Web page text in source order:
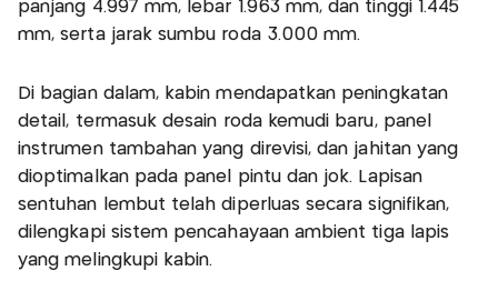
panjang 4.997 mm, lebar 1.963 mm, dan tinggi 1.445
mm, serta jarak sumbu roda 3.000 mm.
Di bagian dalam, kabin mendapatkan peningkatan
detail, termasuk desain roda kemudi baru, panel
instrumen tambahan yang direvisi, dan jahitan yang
dioptimalkan pada panel pintu dan jok. Lapisan
sentuhan lembut telah diperluas secara signifikan,
dilengkapi sistem pencahayaan ambient tiga lapis
yang melingkupi kabin.